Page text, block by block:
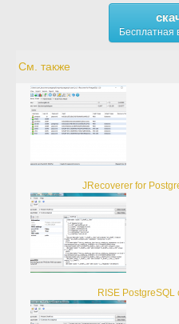
Бесплатная
См. также
JRecoverer for
RISE